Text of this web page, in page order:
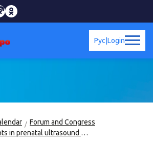
Login
Рус
Forum and Congress
Recent achievements in prenatal ultrasound diagnosis of fetal diseases. International Training Course